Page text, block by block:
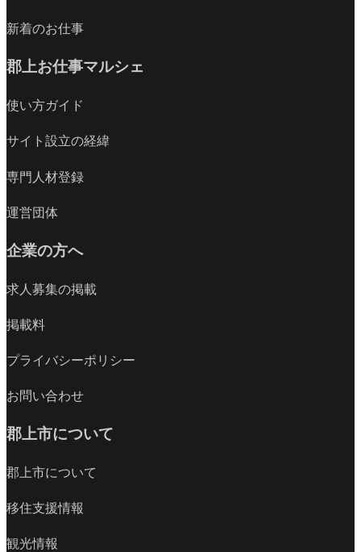
新着のお仕事
郡上お仕事マルシェ
使い方ガイド
サイト設立の経緯
専門人材登録
運営団体
企業の方へ
求人募集の掲載
掲載料
プライバシーポリシー
お問い合わせ
郡上市について
郡上市について
移住支援情報
観光情報